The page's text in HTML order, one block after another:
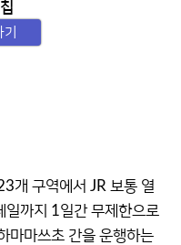
개 구역에서 JR 보통 열
일까지 1일간 무제한으로
마마쓰초 간을 운행하는